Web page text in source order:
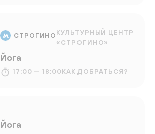
СТРОГИНО КУЛЬТУРНЫЙ ЦЕНТР
«СТРОГИНО»
Йога
17:00 — 18:00КАК ДОБРАТЬСЯ?
Йога